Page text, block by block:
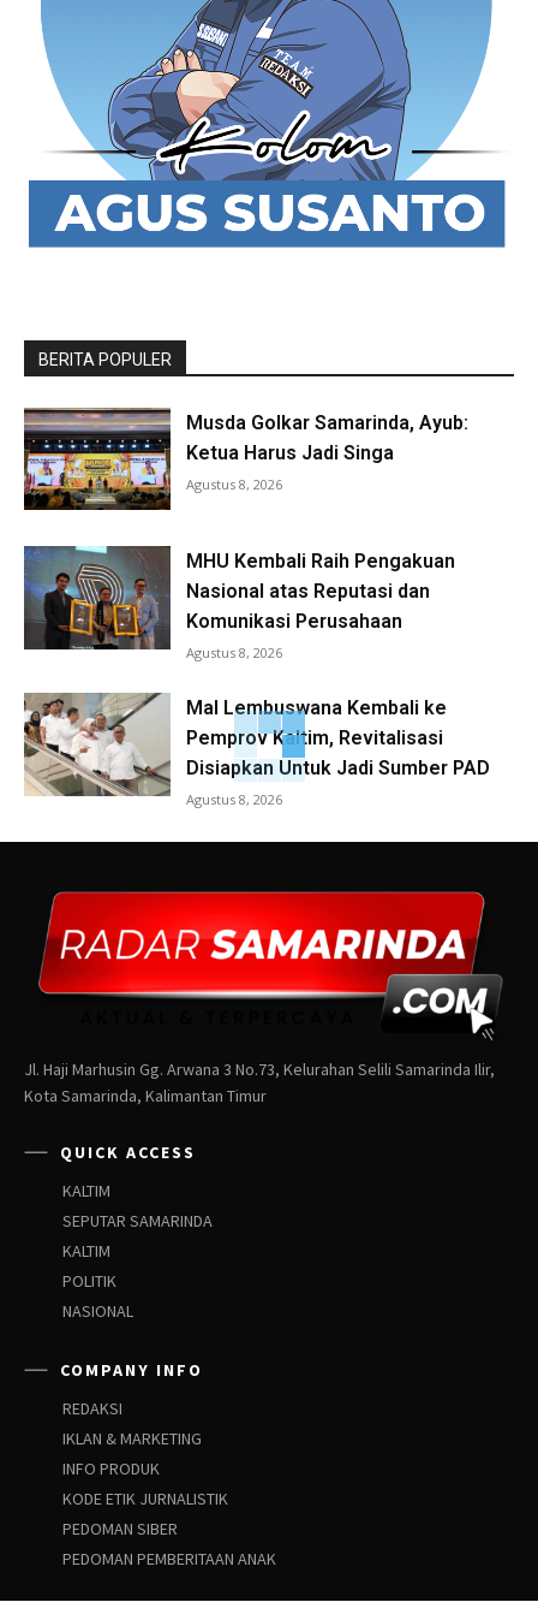
BERITA POPULER
Musda Golkar Samarinda, Ayub:
Ketua Harus Jadi Singa
Agustus 8, 2026
MHU Kembali Raih Pengakuan
Nasional atas Reputasi dan
Komunikasi Perusahaan
Agustus 8, 2026
Mal Lembuswana Kembali ke
Pemprov Kaltim, Revitalisasi
Disiapkan Untuk Jadi Sumber PAD
Agustus 8, 2026
Jl. Haji Marhusin Gg. Arwana 3 No.73, Kelurahan Selili Samarinda Ilir,
Kota Samarinda, Kalimantan Timur
QUICK ACCESS
KALTIM
SEPUTAR SAMARINDA
KALTIM
POLITIK
NASIONAL
COMPANY INFO
REDAKSI
IKLAN & MARKETING
INFO PRODUK
KODE ETIK JURNALISTIK
PEDOMAN SIBER
PEDOMAN PEMBERITAAN ANAK